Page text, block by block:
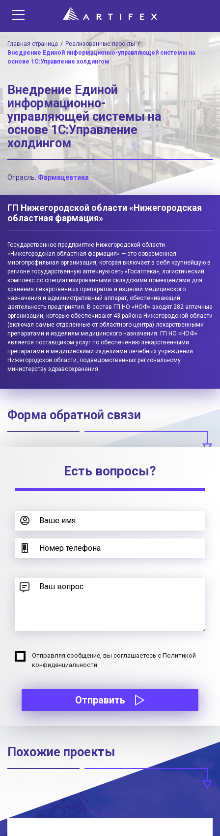
Главная страница
Реализованные проекты
Внедрение Единой информационно-управляющей системы на
основе 1С:Управление холдингом
Внедрение Единой
информационно-
управляющей системы на
основе 1С:Управление
холдингом
Отрасль: Фармацевтика
ГП Нижегородской области «Нижегородская
областная фармация»
Государственное предприятие Нижегородской области
«Нижегородская областная фармация» — это современная
многопрофильная организация, которая включает в себя крупнейшую в
регионе государственную аптечную сеть «Госаптека», логистический
комплекс со специализированными складскими помещениями для
хранения лекарственных препаратов и изделий медицинского
назначения и административный аппарат, обеспечивающий
деятельность предприятия. В состав ГП НО «НОФ» входят 282 аптечные
организации, которые обеспечивают 43 района Нижегородской области
(включая самые отдаленные от областного центра) лекарственными
препаратами и изделиям медицинского назначения. ГП НО «НОФ»
является поставщиком услуг по обеспечению лекарственными
препаратами и медицинскими изделиями лечебных учреждений
Нижегородской области, подведомственных региональному
министерству здравоохранения.
Форма обратной связи
Есть вопросы?
Отправляя сообщение, вы соглашаетесь с Политикой
конфиденциальности
Отправить
Похожие проекты